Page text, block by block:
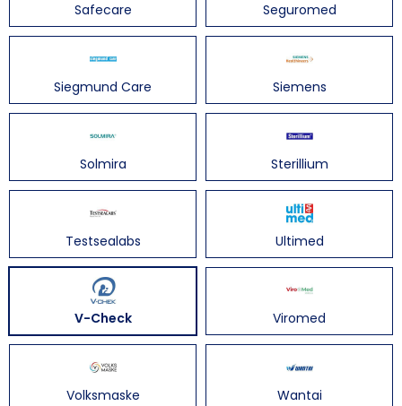
Safecare Seguromed
Siegmund Care Siemens
Solmira Sterillium
Testsealabs Ultimed
V-Check Viromed
Volksmaske Wantai